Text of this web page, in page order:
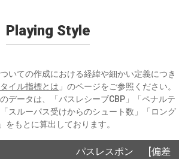
Playing Style
いての作成における経緯や細かい定義につき
イル指標とは 」のページをご参照ください。
データは、「パスレシーブCBP」「ペナルテ
スルーパス受けからのシュート数」「ロング
をもとに算出しております。
パスレスポン
[偏差